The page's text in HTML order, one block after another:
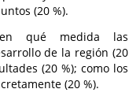
(20 %).
qué medida las
de la región (20
(20 %); como los
(20 %).